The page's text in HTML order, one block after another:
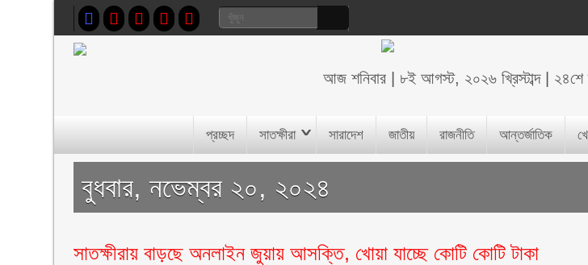
আজশনিবার ৮ই আগস্ট, ২০২৬ খ্রিস্টাব্দ| ২৪শে
প্রচ্ছদ সাতক্ষীরা সারাদেশ জাতীয় রাজনীতি আন্তর্জাতিক
বুধবার, নভেম্বর ২০, ২০২৪
সাতক্ষীরায় বাড়ছে অনলাইন জুয়ায় আসক্তি, খোয়া যাচ্ছে কোটি কোটি টাকা